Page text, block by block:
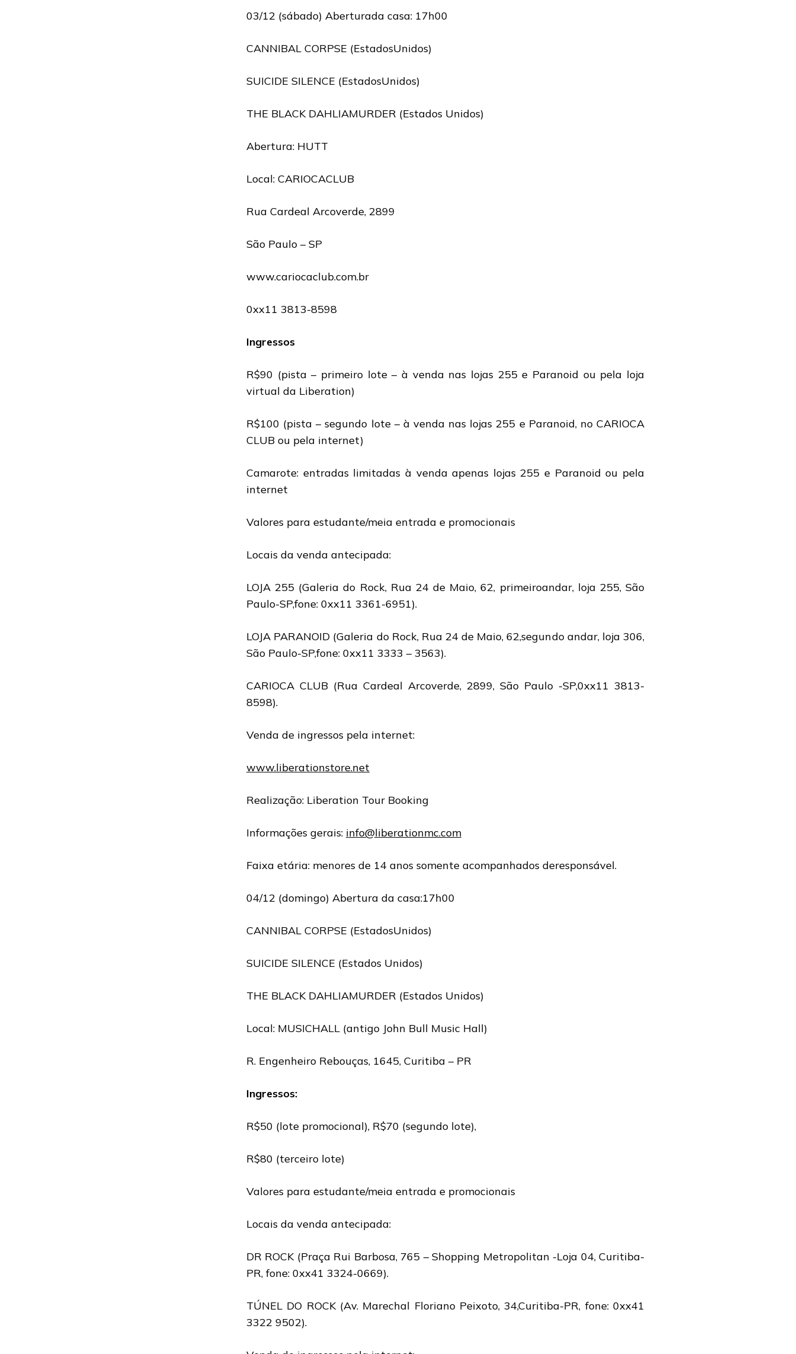
03/12 (sábado) Aberturada casa: 17h00
CANNIBAL CORPSE (EstadosUnidos)
SUICIDE SILENCE (EstadosUnidos)
THE BLACK DAHLIAMURDER (Estados Unidos)
Abertura: HUTT
Local: CARIOCACLUB
Rua Cardeal Arcoverde, 2899
São Paulo – SP
www.cariocaclub.com.br
0xx11 3813-8598
Ingressos
R$90 (pista – primeiro lote – à venda nas lojas 255 e Paranoid ou pela loja
virtual da Liberation)
R$100 (pista – segundo lote – à venda nas lojas 255 e Paranoid, no CARIOCA
CLUB ou pela internet)
Camarote: entradas limitadas à venda apenas lojas 255 e Paranoid ou pela
internet
Valores para estudante/meia entrada e promocionais
Locais da venda antecipada:
LOJA 255 (Galeria do Rock, Rua 24 de Maio, 62, primeiroandar, loja 255, São
Paulo-SP,fone: 0xx11 3361-6951).
LOJA PARANOID (Galeria do Rock, Rua 24 de Maio, 62,segundo andar, loja 306,
São Paulo-SP,fone: 0xx11 3333 – 3563).
CARIOCA CLUB (Rua Cardeal Arcoverde, 2899, São Paulo -SP,0xx11 3813-
8598).
Venda de ingressos pela internet:
www.liberationstore.net
Realização: Liberation Tour Booking
Informações gerais: info@liberationmc.com
Faixa etária: menores de 14 anos somente acompanhados deresponsável.
04/12 (domingo) Abertura da casa:17h00
CANNIBAL CORPSE (EstadosUnidos)
SUICIDE SILENCE (Estados Unidos)
THE BLACK DAHLIAMURDER (Estados Unidos)
Local: MUSICHALL (antigo John Bull Music Hall)
R. Engenheiro Rebouças, 1645, Curitiba – PR
Ingressos:
R$50 (lote promocional), R$70 (segundo lote),
R$80 (terceiro lote)
Valores para estudante/meia entrada e promocionais
Locais da venda antecipada:
DR ROCK (Praça Rui Barbosa, 765 – Shopping Metropolitan -Loja 04, Curitiba-
PR, fone: 0xx41 3324-0669).
TÚNEL DO ROCK (Av. Marechal Floriano Peixoto, 34,Curitiba-PR, fone: 0xx41
3322 9502).